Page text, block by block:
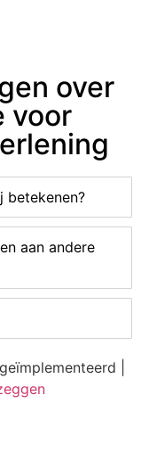
over
voor
betekenen?
aan andere
|